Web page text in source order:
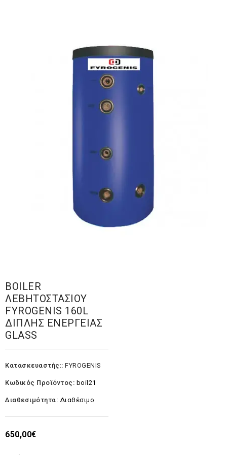
BOILER
ΛΕΒΗΤΟΣΤΑΣΙΟΥ
FYROGENIS 160L
ΔΙΠΛΗΣ ΕΝΕΡΓΕΙΑΣ
GLASS
Κατασκευαστής:: FYROGENIS
Κωδικός Προϊόντος: boil21
Διαθεσιμότητα: Διαθέσιμο
650,00€